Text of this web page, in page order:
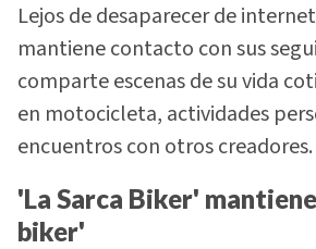
Lejos de desaparecer de
mantiene contacto con sus
comparte escenas de su vida
en motocicleta, actividades
encuentros con otros creadores.
'La Sarca Biker'
biker'